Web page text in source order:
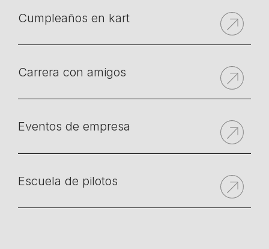
Cumpleaños en kart
Carrera con amigos
Eventos de empresa
Escuela de pilotos